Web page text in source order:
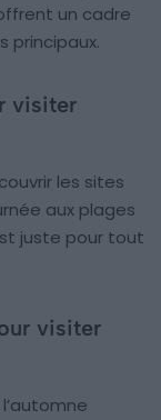
un cadre
principaux.
visiter
les sites
aux plages
juste pour tout
visiter